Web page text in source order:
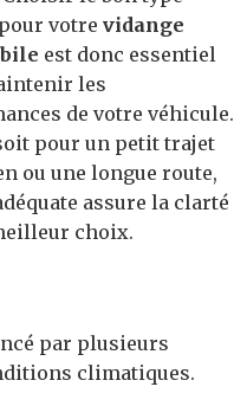
votre vidange
est donc essentiel
les
de votre véhicule.
pour un petit trajet
ou une longue route,
assure la clarté
choix.
par plusieurs
climatiques.